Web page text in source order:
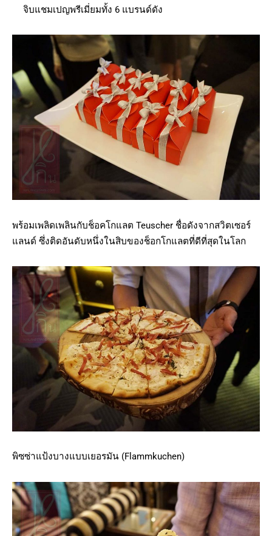
จิบแชมเปญพรีเมี่ยมทั้ง 6 แบรนด์ดัง
พร้อมเพลิดเพลินกับช็อคโกแลต Teuscher ชื่อดังจากสวิตเซอร์
แลนด์ ซึ่งติดอันดับหนึ่งในสิบของช็อกโกแลตที่ดีที่สุดในโลก
พิซซ่าแป้งบางแบบเยอรมัน (Flammkuchen)